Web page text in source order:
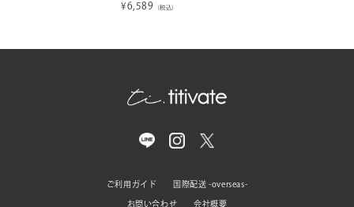
¥6,589 （税込）
ご利用ガイド 国際配送 -overseas-
お問い合わせ 会社概要